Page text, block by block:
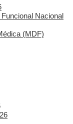
Nacional
(MDF)